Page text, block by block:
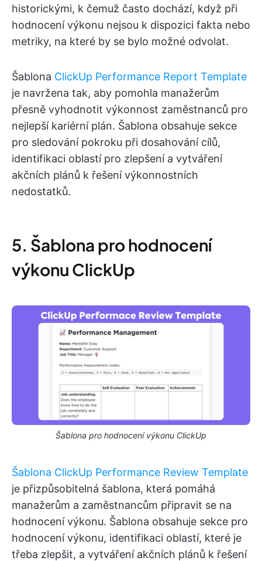
historickými, k čemuž často dochází, když při
hodnocení výkonu nejsou k dispozici fakta nebo
metriky, na které by se bylo možné odvolat.
Šablona ClickUp Performance Report Template
je navržena tak, aby pomohla manažerům
přesně vyhodnotit výkonnost zaměstnanců pro
nejlepší kariérní plán. Šablona obsahuje sekce
pro sledování pokroku při dosahování cílů,
identifikaci oblastí pro zlepšení a vytváření
akčních plánů k řešení výkonnostních
nedostatků.
5. Šablona pro hodnocení
výkonu ClickUp
Šablona pro hodnocení výkonu ClickUp
Šablona ClickUp Performance Review Template
je přizpůsobitelná šablona, která pomáhá
manažerům a zaměstnancům připravit se na
hodnocení výkonu. Šablona obsahuje sekce pro
hodnocení výkonu, identifikaci oblastí, které je
třeba zlepšit, a vytváření akčních plánů k řešení